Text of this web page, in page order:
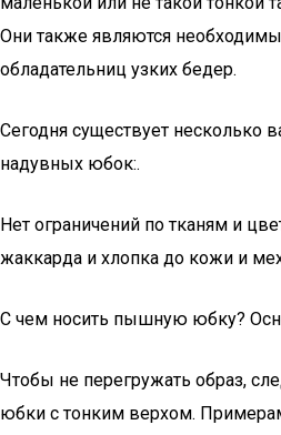
Они также являются
обладательниц узких бедер.
Сегодня существует несколько
надувных юбок:.
Нет ограничений по тканям и
жаккарда и хлопка до кожи и
С чем носить пышную юбку?
Чтобы не перегружать образ,
юбки с тонким верхом.